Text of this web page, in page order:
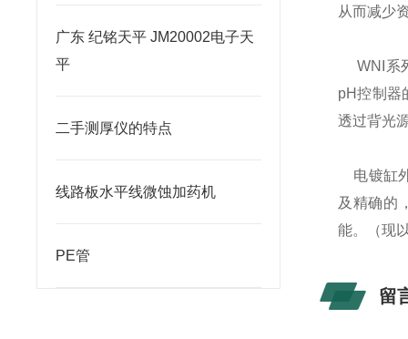
广东 纪铭天平 JM20002电子天
平
二手测厚仪的特点
线路板水平线微蚀加药机
PE管
从而减少
WNI 系
pH控制器
透过背光
电镀缸
及精确的
能。（现
留